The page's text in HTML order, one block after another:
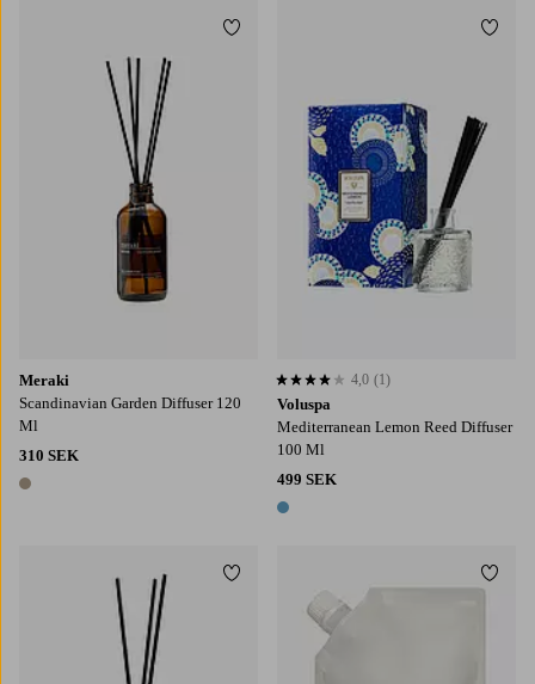
Meraki
Scandinavian Garden Diffuser 120
Ml
310 SEK
1 färg
Lägg till i favoriter
Voluspa
Mediterranean Lemon Reed Diffuser
100 Ml
499 SEK
1 färg
4,0 baserat på 1 st betyg
4,0 (1)
Lägg till i favoriter